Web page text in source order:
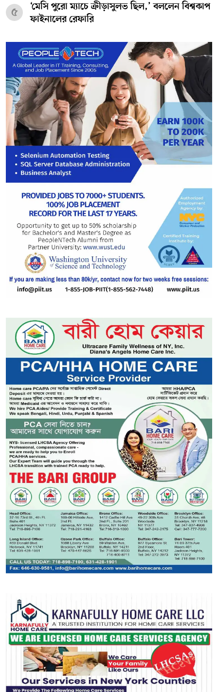
৫
‘মেসি পুরো ম্যাচে ক্রীড়াসুলভ ছিল,’ বললেন বিশ্বকাপ
ফাইনালের রেফারি